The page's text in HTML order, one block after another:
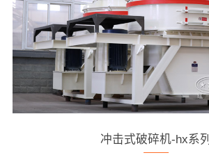
冲击式破碎机-hx系列